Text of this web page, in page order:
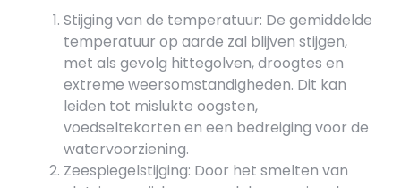
Stijging van de temperatuur: De gemiddelde
temperatuur op aarde zal blijven stijgen,
met als gevolg hittegolven, droogtes en
extreme weersomstandigheden. Dit kan
leiden tot mislukte oogsten,
voedseltekorten en een bedreiging voor de
watervoorziening.
Zeespiegelstijging: Door het smelten van